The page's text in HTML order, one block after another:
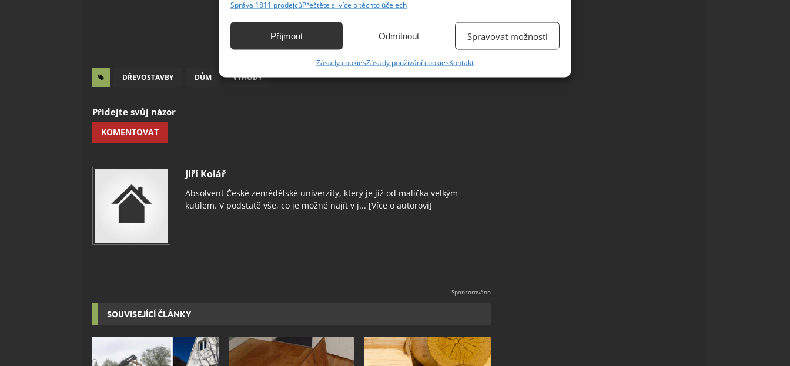
Identifikace zařízení na základě automaticky přenášených informací.
základě aktivně vyžádaných informací.
Správa 1811 prodejcůPřečtěte si více o těchto účelech
Příjmout Odmítnout Spravovat možnosti
Zásady cookiesZásady používání cookiesKontakt
DŘEVOSTAVBY DŮM VÝHODY
Přidejte svůj názor
KOMENTOVAT
Jiří Kolář
Absolvent České zemědělské univerzity, který je již od malička velkým
kutilem. V podstatě vše, co je možné najít v j... [Více o autorovi]
SOUVISEJÍCÍ ČLÁNKY